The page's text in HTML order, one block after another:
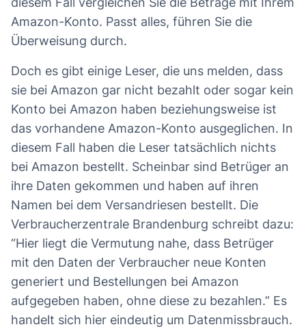
Amazon-Konto. Passt alles, führen Sie die
Überweisung durch.
Doch es gibt einige Leser, die uns melden, dass
sie bei Amazon gar nicht bezahlt oder sogar kein
Konto bei Amazon haben beziehungsweise ist
das vorhandene Amazon-Konto ausgeglichen. In
diesem Fall haben die Leser tatsächlich nichts
bei Amazon bestellt. Scheinbar sind Betrüger an
ihre Daten gekommen und haben auf ihren
Namen bei dem Versandriesen bestellt. Die
Verbraucherzentrale Brandenburg schreibt dazu:
“Hier liegt die Vermutung nahe, dass Betrüger
mit den Daten der Verbraucher neue Konten
generiert und Bestellungen bei Amazon
aufgegeben haben, ohne diese zu bezahlen.” Es
handelt sich hier eindeutig um Datenmissbrauch.